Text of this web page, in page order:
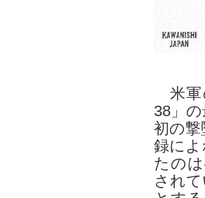
米軍
38」
初の
録によ
たの
され